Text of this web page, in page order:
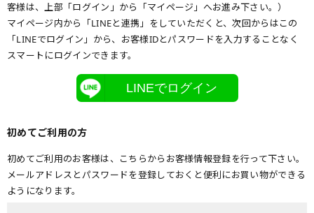
客様は、上部「ログイン」から「マイページ」へお進み下さい。）
マイページ内から「LINEと連携」をしていただくと、次回からはこの
「LINEでログイン」から、お客様IDとパスワードを入力することなく
スマートにログインできます。
LINEでログイン
初めてご利用の方
初めてご利用のお客様は、こちらからお客様情報登録を行って下さい。
メールアドレスとパスワードを登録しておくと便利にお買い物ができる
ようになります。